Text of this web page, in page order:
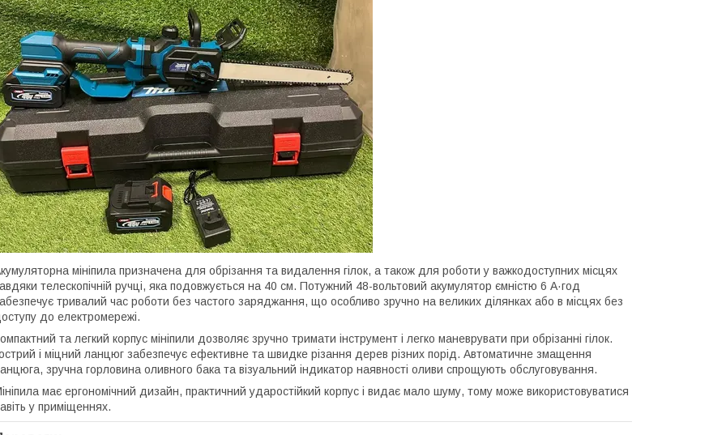
мініпила призначена для обрізання та видалення гілок, а також для роботи у важкодоступних місцях
телескопічній ручці, яка подовжується на 40 см. Потужний 48-вольтовий акумулятор ємністю 6 А·год
тривалий час роботи без частого заряджання, що особливо зручно на великих ділянках або в місцях без
до електромережі.
та легкий корпус мініпили дозволяє зручно тримати інструмент і легко маневрувати при обрізанні гілок.
і міцний ланцюг забезпечує ефективне та швидке різання дерев різних порід. Автоматичне змащення
зручна горловина оливного бака та візуальний індикатор наявності оливи спрощують обслуговування.
має ергономічний дизайн, практичний ударостійкий корпус і видає мало шуму, тому може використовуватися
у приміщеннях.